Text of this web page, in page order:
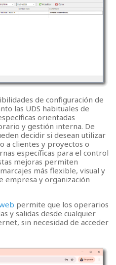
de configuración de
las UDS habituales de
orientadas
y gestión interna. De
decidir si desean utilizar
a clientes y proyectos o
específicas para el control
mejoras permiten
más flexible, visual y
empresa y organización
permite que los operarios
y salidas desde cualquier
sin necesidad de acceder